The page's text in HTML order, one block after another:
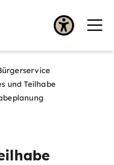
und Teilhabe